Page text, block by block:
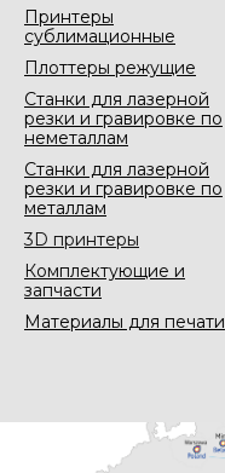
Принтеры
сублимационные
Плоттеры режущие
Станки для лазерной
резки и гравировке по
неметаллам
Станки для лазерной
резки и гравировке по
металлам
3D принтеры
Комплектующие и
запчасти
Материалы для печати